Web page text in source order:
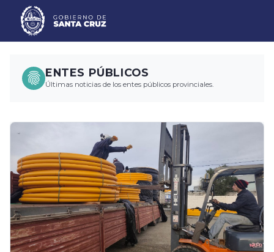
ENTES PÚBLICOS
Últimas noticias de los entes públicos provinciales.